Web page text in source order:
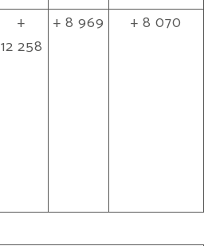
+
12 258
+ 8 969 + 8 070